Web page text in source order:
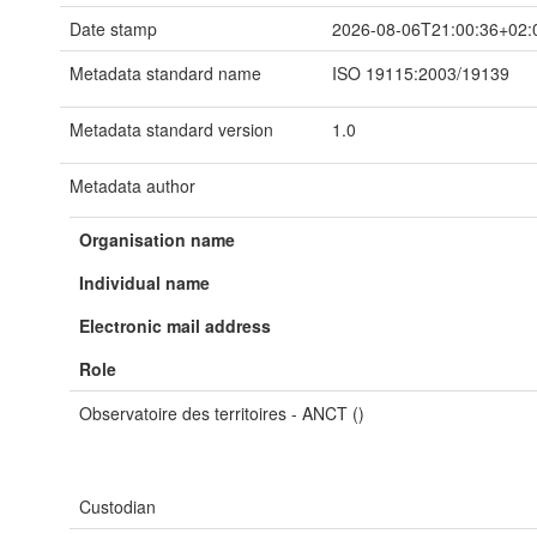
Date stamp
2026-08-
Metadata standard name
ISO 19115:2003/19139
Metadata standard version 1.0
Metadata author
Organisation name
Individual name
Electronic mail address
Role
Observatoire des territoires - ANCT ()
Custodian